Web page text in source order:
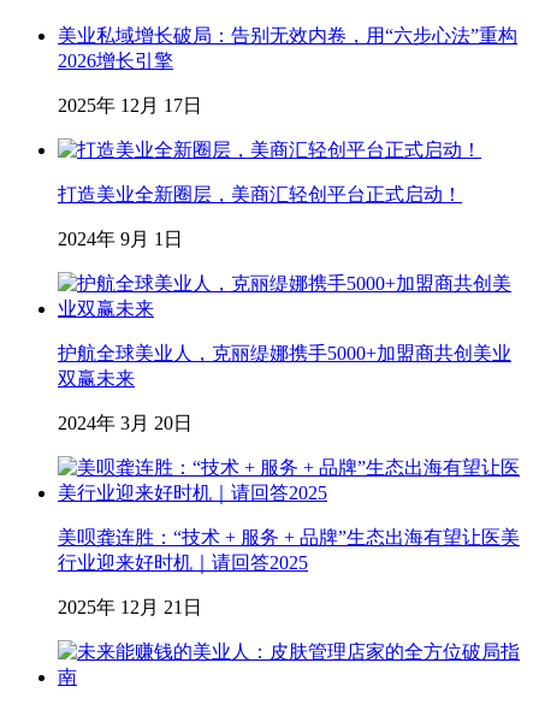
美业私域增长破局：告别无效内卷，用“六步心法”重构
2026增长引擎
2025年 12月 17日
打造美业全新圈层，美商汇轻创平台正式启动！
2024年 9月 1日
护航全球美业人，克丽缇娜携手5000+加盟商共创美业
双赢未来
2024年 3月 20日
美呗龚连胜：“技术 + 服务 + 品牌”生态出海有望让医美
行业迎来好时机｜请回答2025
2025年 12月 21日